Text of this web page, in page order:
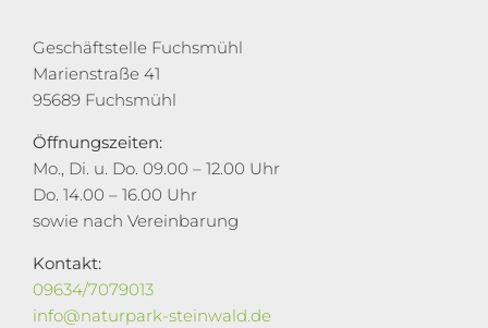
Geschäftstelle Fuchsmühl
Marienstraße 41
95689 Fuchsmühl
Öffnungszeiten:
Mo., Di. u. Do. 09.00 – 12.00 Uhr
Do. 14.00 – 16.00 Uhr
sowie nach Vereinbarung
Kontakt:
09634/7079013
info@naturpark-steinwald.de